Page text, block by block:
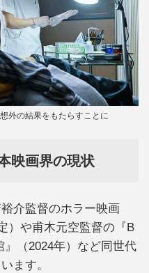
外の結果をもたらすことに
映画界の現状
介監督のホラー映画
）や甫木元空監督の『B
（2024年）など同世代
ます。